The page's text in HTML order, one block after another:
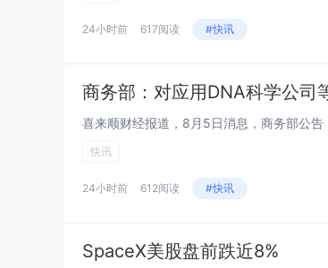
24小时前 617阅读 #快讯
商务部：对应用DNA科学公司
快讯
24小时前 612阅读 #快讯
SpaceX美股盘前跌近8%